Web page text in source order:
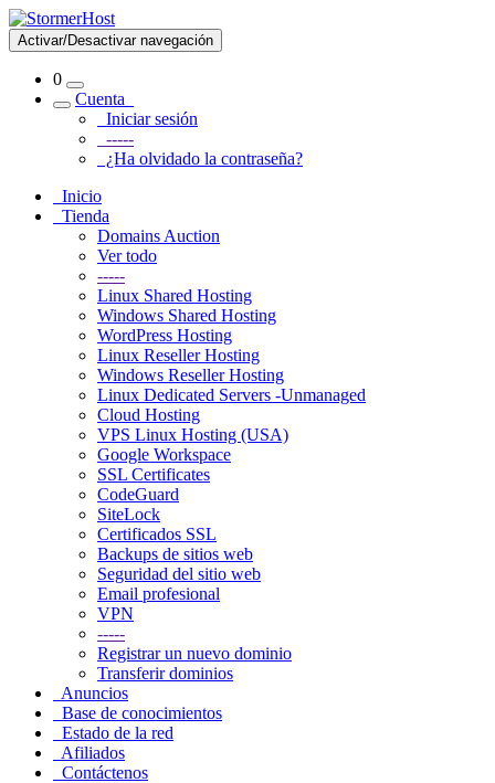
Activar/Desactivar navegación
0
Cuenta
Iniciar sesión
-----
¿Ha olvidado la contraseña?
Inicio
Tienda
Domains Auction
Ver todo
-----
Linux Shared Hosting
Windows Shared Hosting
WordPress Hosting
Linux Reseller Hosting
Windows Reseller Hosting
Linux Dedicated Servers -Unmanaged
Cloud Hosting
VPS Linux Hosting (USA)
Google Workspace
SSL Certificates
CodeGuard
SiteLock
Certificados SSL
Backups de sitios web
Seguridad del sitio web
Email profesional
VPN
-----
Registrar un nuevo dominio
Transferir dominios
Anuncios
Base de conocimientos
Estado de la red
Afiliados
Contáctenos